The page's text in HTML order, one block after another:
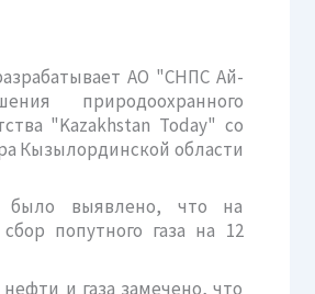
АО "СНПС Ай-
природоохранного
"Kazakhstan Today" со
Кызылординской области
выявлено, что на
попутного газа на 12
и газа замечено, что